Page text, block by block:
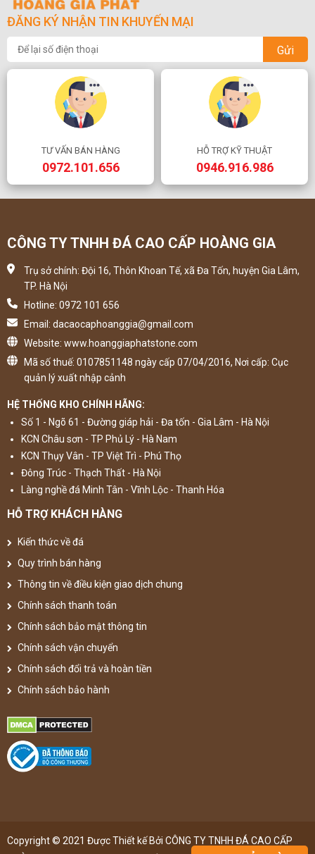
ĐĂNG KÝ NHẬN TIN KHUYẾN MẠI
Gửi
TƯ VẤN BÁN HÀNG
0972.101.656
HỖ TRỢ KỸ THUẬT
0946.916.986
CÔNG TY TNHH ĐÁ CAO CẤP HOÀNG GIA
Trụ sở chính: Đội 16, Thôn Khoan Tế, xã Đa Tốn, huyện Gia Lâm,
TP. Hà Nội
Hotline: 0972 101 656
Email: dacaocaphoanggia@gmail.com
Website: www.hoanggiaphatstone.com
Mã số thuế: 0107851148 ngày cấp 07/04/2016, Nơi cấp: Cục
quản lý xuất nhập cảnh
HỆ THỐNG KHO CHÍNH HÃNG:
Số 1 - Ngõ 61 - Đường giáp hải - Đa tốn - Gia Lâm - Hà Nội
KCN Châu sơn - TP Phủ Lý - Hà Nam
KCN Thụy Vân - TP Việt Trì - Phú Thọ
Đông Trúc - Thạch Thất - Hà Nội
Làng nghề đá Minh Tân - Vĩnh Lộc - Thanh Hóa
HỖ TRỢ KHÁCH HÀNG
Kiến thức về đá
Quy trình bán hàng
Thông tin về điều kiện giao dịch chung
Chính sách thanh toán
Chính sách bảo mật thông tin
Chính sách vận chuyển
Chính sách đổi trả và hoàn tiền
Chính sách bảo hành
Copyright © 2021 Được Thiết kế Bởi CÔNG TY TNHH ĐÁ CAO CẤP